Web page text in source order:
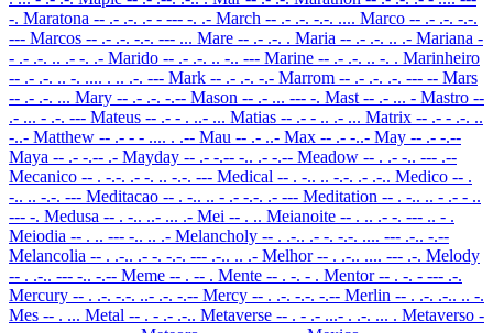
-. Maratona -- .- .-. .- - --- -. .- March -- .- .-. -.-. .... Marco -- .- .-. -.-.
--- Marcos -- .- .-. -.-. --- ... Mare -- .- .-. . Maria -- .- .-. .. .- Mariana -
- .- .-. .. .- -. .- Marido -- .- .-. .. -.. --- Marine -- .- .-. .. -. . Marinheiro
-- .- .-. .. -. .... . .. .-. --- Mark -- .- .-. -.- Marrom -- .- .-. .-. --- -- Mars
-- .- .-. ... Mary -- .- .-. -.-- Mason -- .- ... --- -. Mast -- .- ... - Mastro --
.- ... - .-. --- Mateus -- .- - . ..- ... Matias -- .- - .. .- ... Matrix -- .- - .-. ..
-..- Matthew -- .- - - .... . .-- Mau -- .- ..- Max -- .- -..- May -- .- -.--
Maya -- .- -.-- .- Mayday -- .- -.-- -.. .- -.-- Meadow -- . .- -.. --- .--
Mecanico -- . -.-. .- -. .. -.-. --- Medical -- . -.. .. -.-. .- .-.. Medico -- .
-.. .. -.-. --- Meditacao -- . -.. .. - .- -.-. .- --- Meditation -- . -.. .. - .- - ..
--- -. Medusa -- . -.. ..- ... .- Mei -- . .. Meianoite -- . .. .- -. --- .. - .
Meiodia -- . .. --- -.. .. .- Melancholy -- . .-.. .- -. -.-. .... --- .-.. -.--
Melancolia -- . .-.. .- -. -.-. --- .-.. .. .- Melhor-- . .-.. .... --- .-. Melody
-- . .-.. --- -.. -.-- Meme -- . -- . Mente -- . -. - . Mentor-- . -. - --- .-.
Mercury -- . .-. -.-. ..- .-. -.-- Mercy -- . .-. -.-. -.-- Merlin -- . .-. .-.. .. -.
Mes -- . ... Metal -- . - .- .-.. Metaverse -- . - .- ...- . .-. ... . Metaverso -